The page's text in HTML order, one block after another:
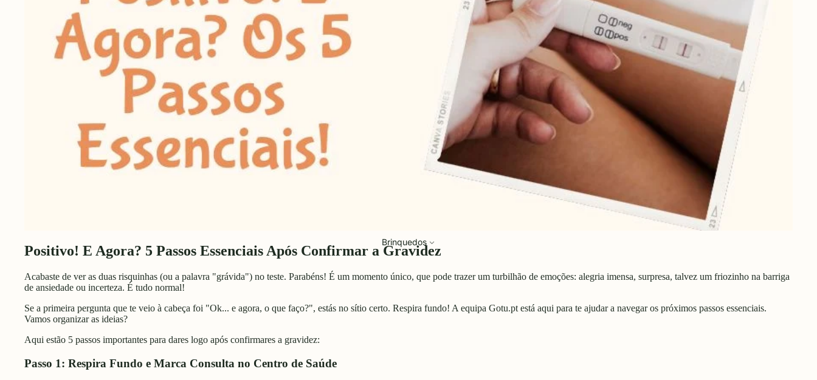
Brinquedos
Positivo! E Agora? 5 Passos Essenciais Após Confirmar a Gravidez
Acabaste de ver as duas risquinhas (ou a palavra "grávida") no teste. Parabéns! É um momento único, que pode trazer um turbilhão de emoções: alegria imensa, surpresa, talvez um friozinho na barriga
de ansiedade ou incerteza. É tudo normal!
Se a primeira pergunta que te veio à cabeça foi "Ok... e agora, o que faço?", estás no sítio certo. Respira fundo! A equipa Gotu.pt está aqui para te ajudar a navegar os próximos passos essenciais.
Vamos organizar as ideias?
Aqui estão 5 passos importantes para dares logo após confirmares a gravidez:
Passo 1: Respira Fundo e Marca Consulta no Centro de Saúde